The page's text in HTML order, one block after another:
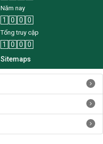
Năm nay
1 0 0 0
Tổng truy cập
1 0 0
0
Sitemaps